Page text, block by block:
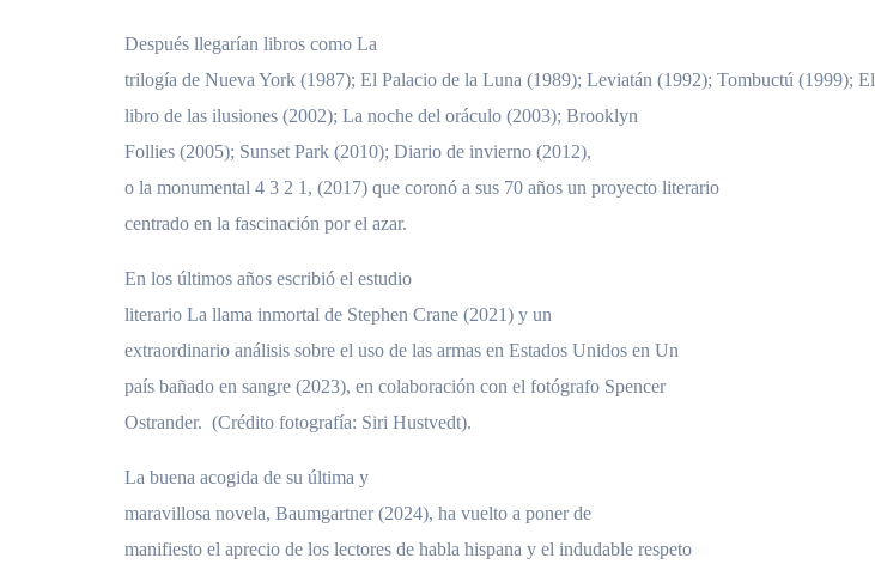
Después llegarían libros como La
trilogía de Nueva York (1987); El Palacio de la Luna (1989); Leviatán (1992); Tombuctú (1999); El
libro de las ilusiones (2002); La noche del oráculo (2003); Brooklyn
Follies (2005); Sunset Park (2010); Diario de invierno (2012),
o la monumental 4 3 2 1, (2017) que coronó a sus 70 años un proyecto literario
centrado en la fascinación por el azar.
En los últimos años escribió el estudio
literario La llama inmortal de Stephen Crane (2021) y un
extraordinario análisis sobre el uso de las armas en Estados Unidos en Un
país bañado en sangre (2023), en colaboración con el fotógrafo Spencer
Ostrander. (Crédito fotografía: Siri Hustvedt).
La buena acogida de su última y
maravillosa novela, Baumgartner (2024), ha vuelto a poner de
manifiesto el aprecio de los lectores de habla hispana y el indudable respeto